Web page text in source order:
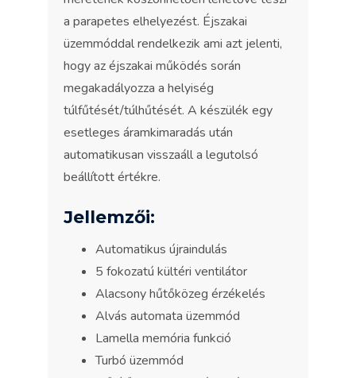
a parapetes elhelyezést. Éjszakai
üzemmóddal rendelkezik ami azt jelenti,
hogy az éjszakai működés során
megakadályozza a helyiség
túlfűtését/túlhűtését. A készülék egy
esetleges áramkimaradás után
automatikusan visszaáll a legutolsó
beállított értékre.
Jellemzői:
Automatikus újraindulás
5 fokozatú kültéri ventilátor
Alacsony hűtőközeg érzékelés
Alvás automata üzemmód
Lamella memória funkció
Turbó üzemmód